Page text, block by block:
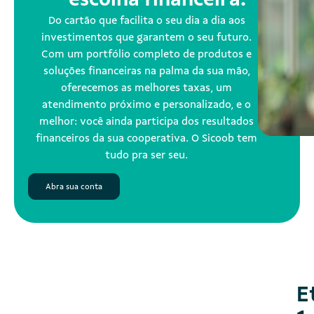
Do cartão que facilita o seu dia a dia aos
investimentos que garantem o seu futuro.
Com um portfólio completo de produtos e
soluções financeiras na palma da sua mão,
oferecemos as melhores taxas, um
atendimento próximo e personalizado, e o
melhor: você ainda participa dos resultados
financeiros da sua cooperativa. O Sicoob tem
tudo pra ser seu.
Abra sua conta